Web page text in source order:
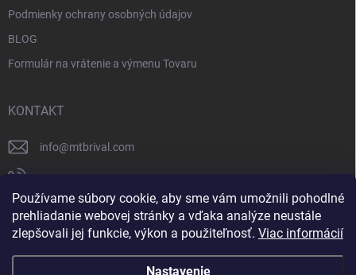
Používame súbory cookie, aby sme vám umožnili pohodlné
prehliadanie webovej stránky a vďaka analýze neustále
zlepšovali jej funkcie, výkon a použiteľnosť. Viac informácií
Nastavenie
Podmienky ochrany osobných údajov
BLOG
Formulár na vrátenie a výmenu Tovaru
KONTAKT
info@mtbrival.com
Náš Facebook
mtb_rival